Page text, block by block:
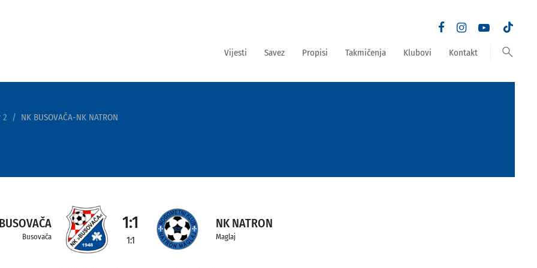
Vijesti Savez Propisi Takmičenja Klubovi Kontakt search
2 NK BUSOVAČA-NK NATRON
Busovača
1:1
1:1
NK NATRON
Maglaj